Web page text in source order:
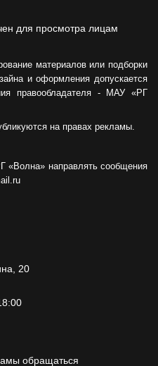
для просмотра лицам
материалов или подборки
и оформления допускается
правообладателя - МАУ «РГ
на правах рекламы.
«Волна» направлять сообщения
20
обращаться